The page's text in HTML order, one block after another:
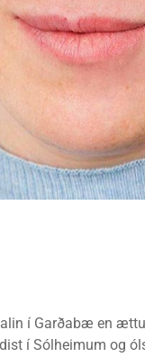
í Garðabæ en
í Sólheimum og